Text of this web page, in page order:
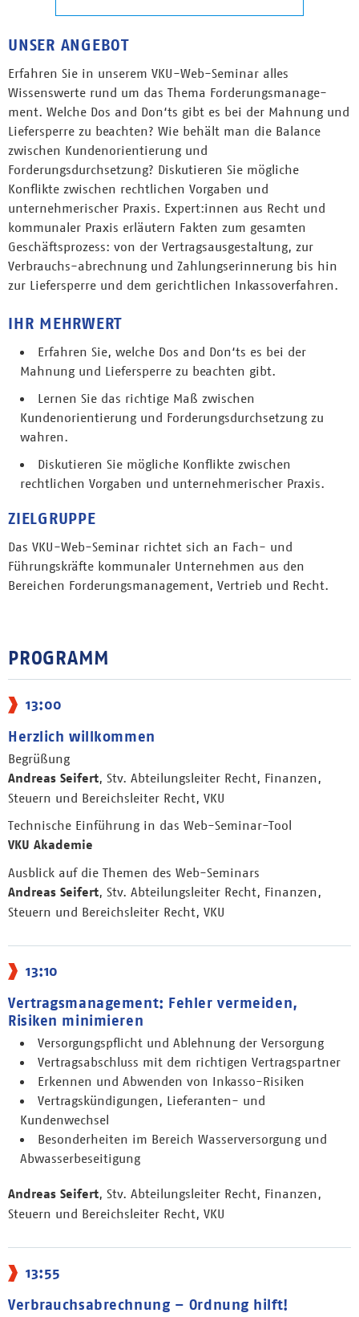
UNSER ANGEBOT
Erfahren Sie in unserem VKU-Web-Seminar alles
Wissenswerte rund um das Thema Forderungsmanage-
ment. Welche Dos and Don‘ts gibt es bei der Mahnung und
Liefersperre zu beachten? Wie behält man die Balance
zwischen Kundenorientierung und
Forderungsdurchsetzung? Diskutieren Sie mögliche
Konflikte zwischen rechtlichen Vorgaben und
unternehmerischer Praxis. Expert:innen aus Recht und
kommunaler Praxis erläutern Fakten zum gesamten
Geschäftsprozess: von der Vertragsausgestaltung, zur
Verbrauchs-abrechnung und Zahlungserinnerung bis hin
zur Liefersperre und dem gerichtlichen Inkassoverfahren.
IHR MEHRWERT
Erfahren Sie, welche Dos and Don‘ts es bei der
Mahnung und Liefersperre zu beachten gibt.
Lernen Sie das richtige Maß zwischen
Kundenorientierung und Forderungsdurchsetzung zu
wahren.
Diskutieren Sie mögliche Konflikte zwischen
rechtlichen Vorgaben und unternehmerischer Praxis.
ZIELGRUPPE
Das VKU-Web-Seminar richtet sich an Fach- und
Führungskräfte kommunaler Unternehmen aus den
Bereichen Forderungsmanagement, Vertrieb und Recht.
PROGRAMM
13:00
Herzlich willkommen
Begrüßung
Andreas Seifert, Stv. Abteilungsleiter Recht, Finanzen,
Steuern und Bereichsleiter Recht, VKU
Technische Einführung in das Web-Seminar-Tool
VKU Akademie
Ausblick auf die Themen des Web-Seminars
Andreas Seifert, Stv. Abteilungsleiter Recht, Finanzen,
Steuern und Bereichsleiter Recht, VKU
13:10
Vertragsmanagement: Fehler vermeiden,
Risiken minimieren
Versorgungspflicht und Ablehnung der Versorgung
Vertragsabschluss mit dem richtigen Vertragspartner
Erkennen und Abwenden von Inkasso-Risiken
Vertragskündigungen, Lieferanten- und
Kundenwechsel
Besonderheiten im Bereich Wasserversorgung und
Abwasserbeseitigung
Andreas Seifert, Stv. Abteilungsleiter Recht, Finanzen,
Steuern und Bereichsleiter Recht, VKU
13:55
Verbrauchsabrechnung – Ordnung hilft!